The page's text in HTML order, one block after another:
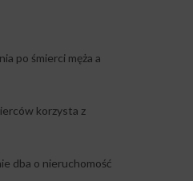
po śmierci męża a
korzysta z
dba o nieruchomość